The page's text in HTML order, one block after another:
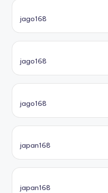
jago168
jago168
jago168
japan168
japan168